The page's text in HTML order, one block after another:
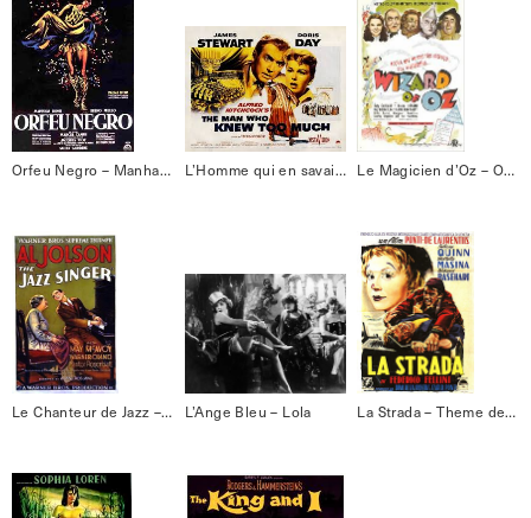
Orfeu Negro – Manha de Carnaval L’Homme qui en savait trop – Que Sera Sera Le Magicien d’Oz – Over the rainbow
Le Chanteur de Jazz – Swanee L’Ange Bleu – Lola La Strada – Theme de la Strada